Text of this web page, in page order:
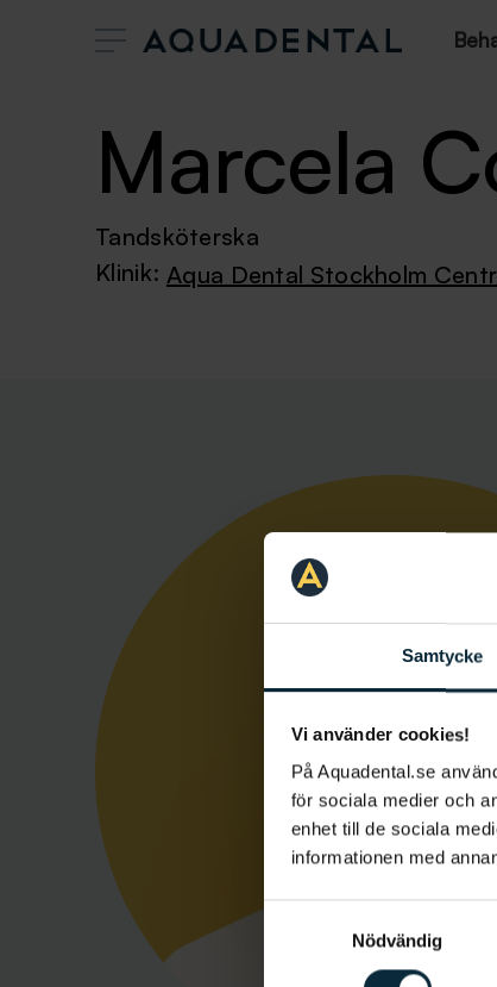
Samtycke
Vi använder cookies!
På Aquadental.se
för sociala medier och
enhet till de sociala
informationen med
Samtyckesval
Nödvändig
Marcela
Tandsköterska
Klinik: Aqua Dental Stockholm